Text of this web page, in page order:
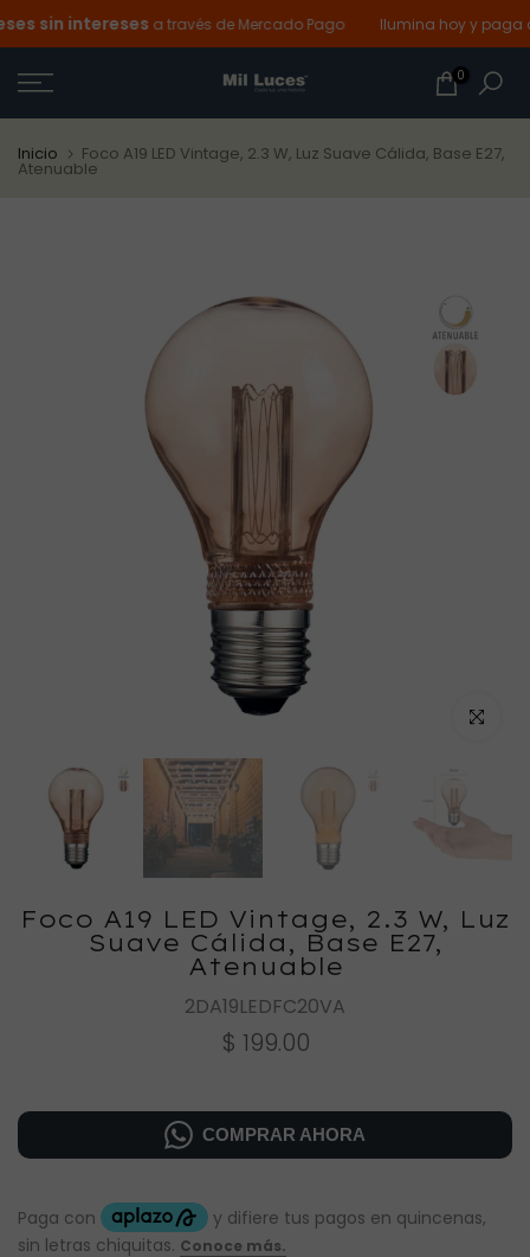
Ir
al
contenido
sin interesesa través de Mercado Pago Ilumina hoy y paga
0
Inicio Foco A19 LED Vintage, 2.3 W, Luz Suave Cálida, Base E27,
Atenuable
Haz
Foco A19 LED Vintage, 2.3 W, Luz
Suave Cálida, Base E27,
Atenuable
2DA19LEDFC20VA
$ 199.00
COMPRAR AHORA